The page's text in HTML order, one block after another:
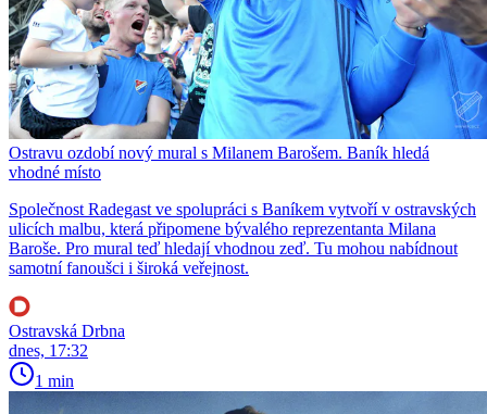
Ostravu ozdobí nový mural s Milanem Barošem. Baník hledá
vhodné místo
Společnost Radegast ve spolupráci s Baníkem vytvoří v ostravských
ulicích malbu, která připomene bývalého reprezentanta Milana
Baroše. Pro mural teď hledají vhodnou zeď. Tu mohou nabídnout
samotní fanoušci i široká veřejnost.
Ostravská Drbna
dnes, 17:32
1 min